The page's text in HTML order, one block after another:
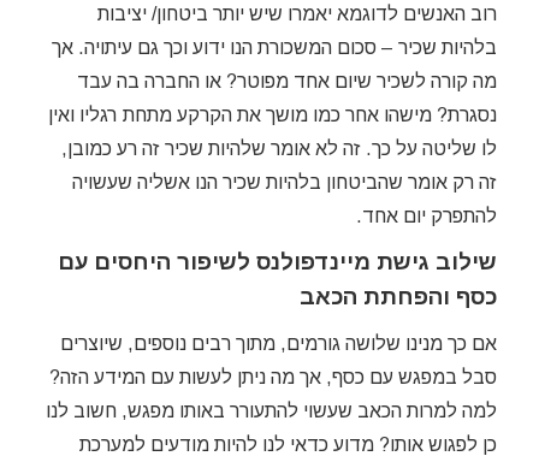
רוב האנשים לדוגמא יאמרו שיש יותר ביטחון/ יציבות
בלהיות שכיר – סכום המשכורת הנו ידוע וכך גם עיתויה. אך
מה קורה לשכיר שיום אחד מפוטר? או החברה בה עבד
נסגרת? מישהו אחר כמו מושך את הקרקע מתחת רגליו ואין
לו שליטה על כך. זה לא אומר שלהיות שכיר זה רע כמובן,
זה רק אומר שהביטחון בלהיות שכיר הנו אשליה שעשויה
להתפרק יום אחד.
שילוב גישת מיינדפולנס לשיפור היחסים עם
כסף והפחתת הכאב
אם כך מנינו שלושה גורמים, מתוך רבים נוספים, שיוצרים
סבל במפגש עם כסף, אך מה ניתן לעשות עם המידע הזה?
למה למרות הכאב שעשוי להתעורר באותו מפגש, חשוב לנו
כן לפגוש אותו? מדוע כדאי לנו להיות מודעים למערכת